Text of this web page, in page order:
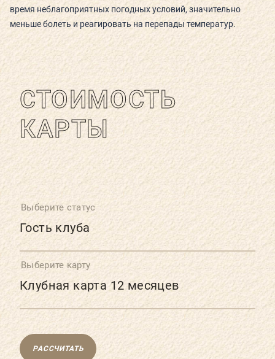
КЛУБНЫЕ КАРТЫ
ГОСТЕВОЙ ВИЗИТ
РАСПИСАНИЕ
КОНТАКТЫ
КАК ПРОЙТИ
НОВОСТИ
ГОСТИ О НАС
ВЕЛНЕС-ПОДАРКИ
время неблагоприятных погодных условий, значительно
меньше болеть и реагировать на перепады температур.
СТОИМОСТЬ
КАРТЫ
Выберите статус
Выберите карту
РАССЧИТАТЬ